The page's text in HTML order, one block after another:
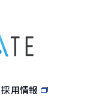
採用情報